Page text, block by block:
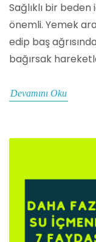
Sağlıklı bir
önemli. Yemek
edip baş
bağırsak
Devamını Oku